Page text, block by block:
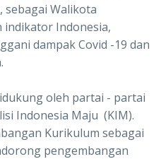
Walikota
Indonesia,
dampak Covid -19 dan
oleh partai - partai
Indonesia Maju (KIM).
Kurikulum sebagai
pengembangan